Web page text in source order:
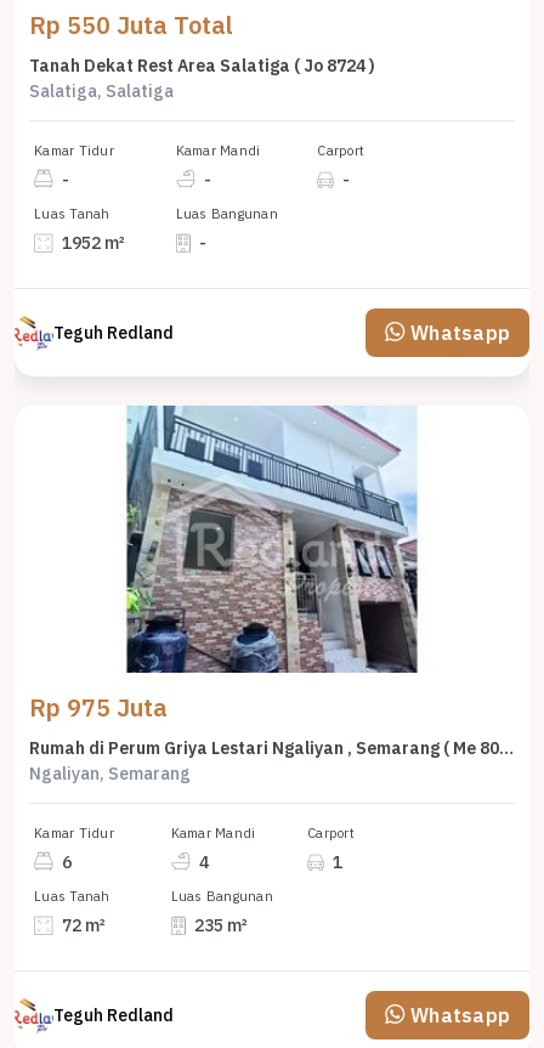
Rp 550 Juta Total
Tanah Dekat Rest Area Salatiga ( Jo 8724 )
Salatiga, Salatiga
Kamar Tidur
-
Kamar Mandi
-
Carport
-
Luas Tanah
1952 m²
Luas Bangunan
-
Teguh Redland Whatsapp
Rp 975 Juta
Rumah di Perum Griya Lestari Ngaliyan , Semarang ( Me 8021 )
Ngaliyan, Semarang
Kamar Tidur
6
Kamar Mandi
4
Carport
1
Luas Tanah
72 m²
Luas Bangunan
235 m²
Teguh Redland Whatsapp